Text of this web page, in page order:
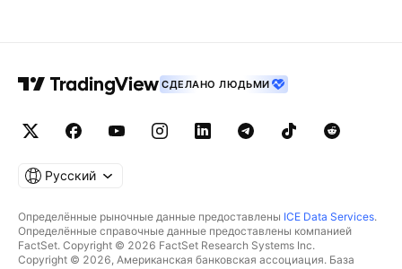
СДЕЛАНО ЛЮДЬМИ
Русский
Определённые рыночные данные предоставлены ICE Data Services.
Определённые справочные данные предоставлены компанией
FactSet. Copyright © 2026 FactSet Research Systems Inc.
Copyright © 2026, Американская банковская ассоциация. База